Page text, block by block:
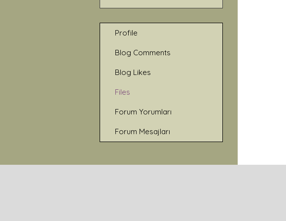
Profile
Blog Comments
Blog Likes
Files
Forum Yorumları
Forum Mesajları